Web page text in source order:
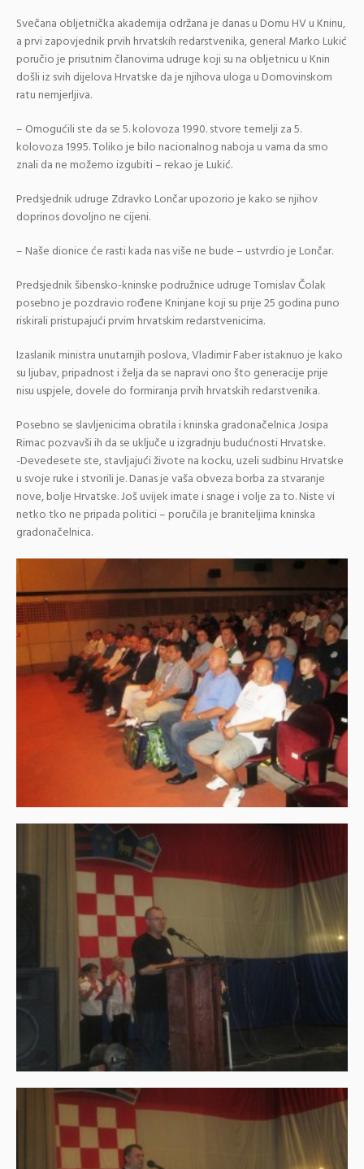
Svečana obljetnička akademija održana je danas u Domu HV u Kninu,
a prvi zapovjednik prvih hrvatskih redarstvenika, general Marko Lukić
poručio je prisutnim članovima udruge koji su na obljetnicu u Knin
došli iz svih dijelova Hrvatske da je njihova uloga u Domovinskom
ratu nemjerljiva.
– Omogućili ste da se 5. kolovoza 1990. stvore temelji za 5.
kolovoza 1995. Toliko je bilo nacionalnog naboja u vama da smo
znali da ne možemo izgubiti – rekao je Lukić.
Predsjednik udruge Zdravko Lončar upozorio je kako se njihov
doprinos dovoljno ne cijeni.
– Naše dionice će rasti kada nas više ne bude – ustvrdio je Lončar.
Predsjednik šibensko-kninske podružnice udruge Tomislav Čolak
posebno je pozdravio rođene Kninjane koji su prije 25 godina puno
riskirali pristupajući prvim hrvatskim redarstvenicima.
Izaslanik ministra unutarnjih poslova, Vladimir Faber istaknuo je kako
su ljubav, pripadnost i želja da se napravi ono što generacije prije
nisu uspjele, dovele do formiranja prvih hrvatskih redarstvenika.
Posebno se slavljenicima obratila i kninska gradonačelnica Josipa
Rimac pozvavši ih da se uključe u izgradnju budućnosti Hrvatske.
-Devedesete ste, stavljajući živote na kocku, uzeli sudbinu Hrvatske
u svoje ruke i stvorili je. Danas je vaša obveza borba za stvaranje
nove, bolje Hrvatske. Još uvijek imate i snage i volje za to. Niste vi
netko tko ne pripada politici – poručila je braniteljima kninska
gradonačelnica.